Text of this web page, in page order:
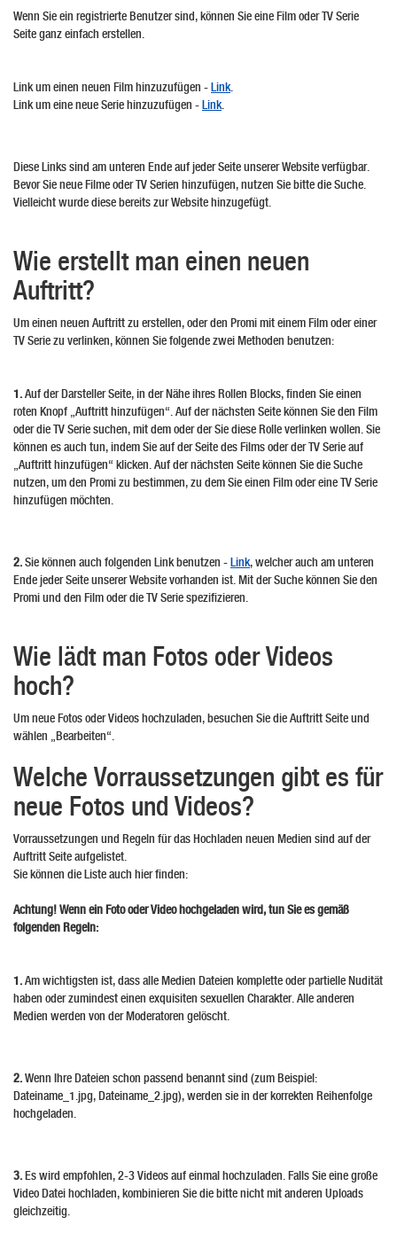
Wenn Sie ein registrierte Benutzer sind, können Sie eine Film oder TV Serie
Seite ganz einfach erstellen.
Link um einen neuen Film hinzuzufügen -Link
Link um eine neue Serie hinzuzufügen -Link
Diese Links sind am unteren Ende auf jeder Seite unserer Website verfügbar.
Bevor Sie neue Filme oder TV Serien hinzufügen, nutzen Sie bitte die Suche.
Vielleicht wurde diese bereits zur Website hinzugefügt.
Wie erstellt man einen neuen
Auftritt?
Um einen neuen Auftritt zu erstellen, oder den Promi mit einem Film oder einer
TV Serie zu verlinken, können Sie folgende zwei Methoden benutzen:
1.Auf der Darsteller Seite, in der Nähe ihres Rollen Blocks, finden Sie einen
roten Knopf „Auftritt hinzufügen“. Auf der nächsten Seite können Sie den Film
oder die TV Serie suchen, mit dem oder der Sie diese Rolle verlinken wollen. Sie
können es auch tun, indem Sie auf der Seite des Films oder der TV Serie auf
„Auftritt hinzufügen“ klicken. Auf der nächsten Seite können Sie die Suche
nutzen, um den Promi zu bestimmen, zu dem Sie einen Film oder eine TV Serie
hinzufügen möchten.
2.Sie können auch folgenden Link benutzen -Link, welcher auch am unteren
Ende jeder Seite unserer Website vorhanden ist. Mit der Suche können Sie den
Promi und den Film oder die TV Serie spezifizieren.
Wie lädt man Fotos oder Videos
hoch?
Um neue Fotos oder Videos hochzuladen, besuchen Sie die Auftritt Seite und
wählen „Bearbeiten“.
Welche Vorraussetzungen gibt es für
neue Fotos und Videos?
Vorraussetzungen und Regeln für das Hochladen neuen Medien sind auf der
Auftritt Seite aufgelistet.
Sie können die Liste auch hier finden:
Achtung! Wenn ein Foto oder Video hochgeladen wird, tun Sie es gemäß
folgenden Regeln:
1.Am wichtigsten ist, dass alle Medien Dateien komplette oder partielle Nudität
haben oder zumindest einen exquisiten sexuellen Charakter. Alle anderen
Medien werden von der Moderatoren gelöscht.
2.Wenn Ihre Dateien schon passend benannt sind (zum Beispiel:
Dateiname_1.jpg, Dateiname_2.jpg), werden sie in der korrekten Reihenfolge
hochgeladen.
3.Es wird empfohlen, 2-3 Videos auf einmal hochzuladen. Falls Sie eine große
Video Datei hochladen, kombinieren Sie die bitte nicht mit anderen Uploads
gleichzeitig.